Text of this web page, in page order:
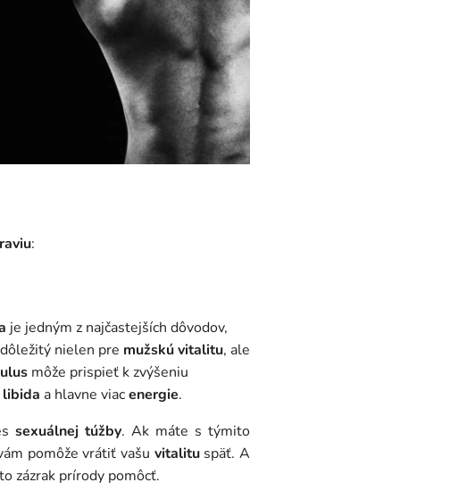
:
je jedným z najčastejších dôvodov,
nielen pre mužskú vitalitu, ale
môže prispieť k zvýšeniu
libida a hlavne viacenergie.
sexuálnej túžby. Ak máte s týmito
pomôže vrátiť vašu vitalituspäť. A
zázrak prírody pomôcť.